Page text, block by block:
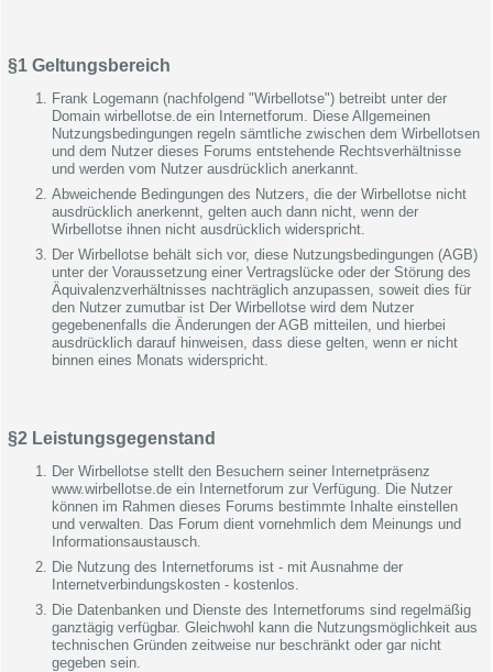
§1 Geltungsbereich
Frank Logemann (nachfolgend "Wirbellotse") betreibt unter der
Domain wirbellotse.de ein Internetforum. Diese Allgemeinen
Nutzungsbedingungen regeln sämtliche zwischen dem Wirbellotsen
und dem Nutzer dieses Forums entstehende Rechtsverhältnisse
und werden vom Nutzer ausdrücklich anerkannt.
Abweichende Bedingungen des Nutzers, die der Wirbellotse nicht
ausdrücklich anerkennt, gelten auch dann nicht, wenn der
Wirbellotse ihnen nicht ausdrücklich widerspricht.
Der Wirbellotse behält sich vor, diese Nutzungsbedingungen (AGB)
unter der Voraussetzung einer Vertragslücke oder der Störung des
Äquivalenzverhältnisses nachträglich anzupassen, soweit dies für
den Nutzer zumutbar ist Der Wirbellotse wird dem Nutzer
gegebenenfalls die Änderungen der AGB mitteilen, und hierbei
ausdrücklich darauf hinweisen, dass diese gelten, wenn er nicht
binnen eines Monats widerspricht.
§2 Leistungsgegenstand
Der Wirbellotse stellt den Besuchern seiner Internetpräsenz
www.wirbellotse.de ein Internetforum zur Verfügung. Die Nutzer
können im Rahmen dieses Forums bestimmte Inhalte einstellen
und verwalten. Das Forum dient vornehmlich dem Meinungs und
Informationsaustausch.
Die Nutzung des Internetforums ist - mit Ausnahme der
Internetverbindungskosten - kostenlos.
Die Datenbanken und Dienste des Internetforums sind regelmäßig
ganztägig verfügbar. Gleichwohl kann die Nutzungsmöglichkeit aus
technischen Gründen zeitweise nur beschränkt oder gar nicht
gegeben sein.